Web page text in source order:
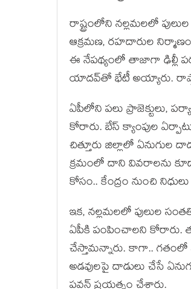
రాష్ట్రంలోని న‌ల్ల‌మ‌ల‌లో
ఆక్ర‌మ‌ణ‌, ర‌హ‌దారుల
ఈ నేప‌థ్యంలో తాజాగా ఢిల్లీ
యాద‌వ్‌తో భేటీ అయ్యారు.
ఏపీలోని పలు ప్రాజెక్టులు,
కోరారు. బేస్ క్యాంపుల
చిత్తూరు జిల్లాలో ఏనుగుల
క్ర‌మంలో దాని వివ‌రాల‌ను
కోసం.. కేంద్రం నుంచి
ఇక‌, న‌ల్ల‌మ‌ల‌లో పులుల
ఏపీకి పంపించాల‌ని కోరారు.
చేస్తామ‌న్నారు. కాగా.. గ‌తంలో
అడ‌వుల‌పై దాడులు చేసే